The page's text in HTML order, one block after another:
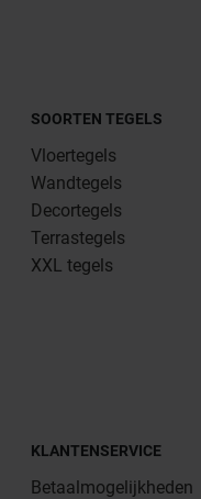
SOORTEN TEGELS
Vloertegels
Wandtegels
Decortegels
Terrastegels
XXL tegels
KLANTENSERVICE
Betaalmogelijkheden